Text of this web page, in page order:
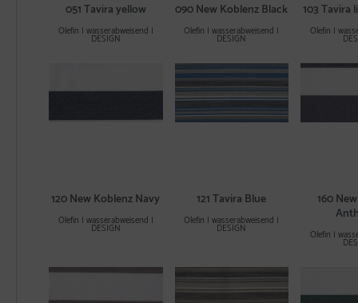
051 Tavira yellow
Olefin | wasserabweisend |
DESIGN
090 New Koblenz Black
Olefin | wasserabweisend |
DESIGN
103 Tavira
Olefin |
120 New Koblenz Navy
Olefin | wasserabweisend |
DESIGN
121 Tavira Blue
Olefin | wasserabweisend |
DESIGN
160
Olefin |